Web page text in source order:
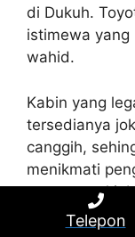
di Dukuh.
istimewa yang
wahid.
Kabin yang
tersedianya
canggih,
menikmati
yang
dibekaliTelepon